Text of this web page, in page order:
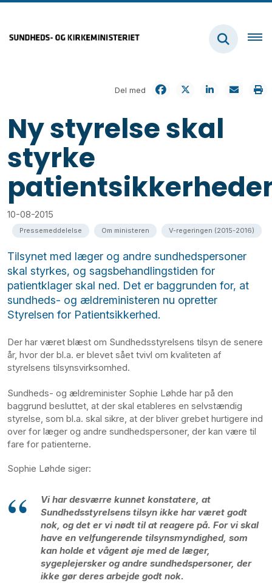
Del med
Ny styrelse skal
styrke
10-08-2015
Pressemeddelelse Om ministeren V-regeringen (2015-2016)
Tilsynet med læger og andre sundhedspersoner
skal styrkes, og sagsbehandlingstiden for
patientklager skal ned. Det er baggrunden for, at
sundheds- og ældreministeren nu opretter
Styrelsen for Patientsikkerhed.
Der har været blæst om Sundhedsstyrelsens tilsyn de senere
år, hvor der bl.a. er blevet sået tvivl om kvaliteten af
styrelsens tilsynsvirksomhed.
Sundheds- og ældreminister Sophie Løhde har på den
baggrund besluttet, at der skal etableres en selvstændig
styrelse, som bl.a. skal sikre, at der bliver grebet hurtigere ind
over for læger og andre sundhedspersoner, der kan være til
fare for patienterne.
Sophie Løhde siger:
Vi har desværre kunnet konstatere, at
Sundhedsstyrelsens tilsyn ikke har været godt
nok, og det er vi nødt til at reagere på. For vi skal
have en velfungerende tilsynsmyndighed, som
kan holde et vågent øje med de læger,
sygeplejersker og andre sundhedspersoner, der
ikke gør deres arbejde godt nok.